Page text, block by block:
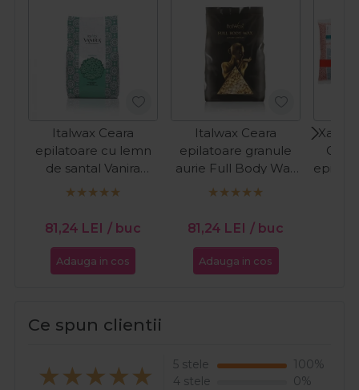
Italwax Ceara
epilatoare cu lemn
de santal Vanira
Aromatic Spa
81,24 LEI / buc
Adauga in cos
Italwax Ceara
epilatoare granule
aurie Full Body Wax
Luxury Premium 1kg
81,24 LEI / buc
Adauga in cos
epilat
Ce spun clientii
5 stele
100%
4 stele
0%